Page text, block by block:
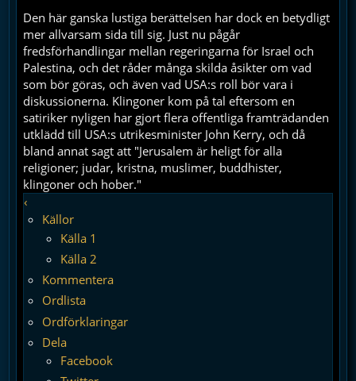
Den här ganska lustiga berättelsen har dock en betydligt
mer allvarsam sida till sig. Just nu pågår
fredsförhandlingar mellan regeringarna för Israel och
Palestina, och det råder många skilda åsikter om vad
som bör göras, och även vad USA:s roll bör vara i
diskussionerna. Klingoner kom på tal eftersom en
satiriker nyligen har gjort flera offentliga framträdanden
utklädd till USA:s utrikesminister John Kerry, och då
bland annat sagt att "Jerusalem är heligt för alla
religioner; judar, kristna, muslimer, buddhister,
klingoner och hober."
‹
Källor
Källa 1
Källa 2
Kommentera
Ordlista
Ordförklaringar
Dela
Facebook